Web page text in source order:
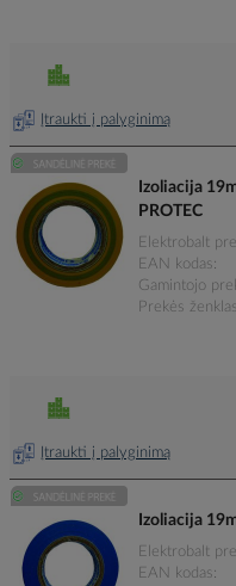
Įtraukti į palyginimą
Izoliacija
PROTEC
Elektrobalt
EAN kodas
Gamintojo
Prekės ženklas
Įtraukti į palyginimą
Izoliacija
Elektrobalt
EAN kodas